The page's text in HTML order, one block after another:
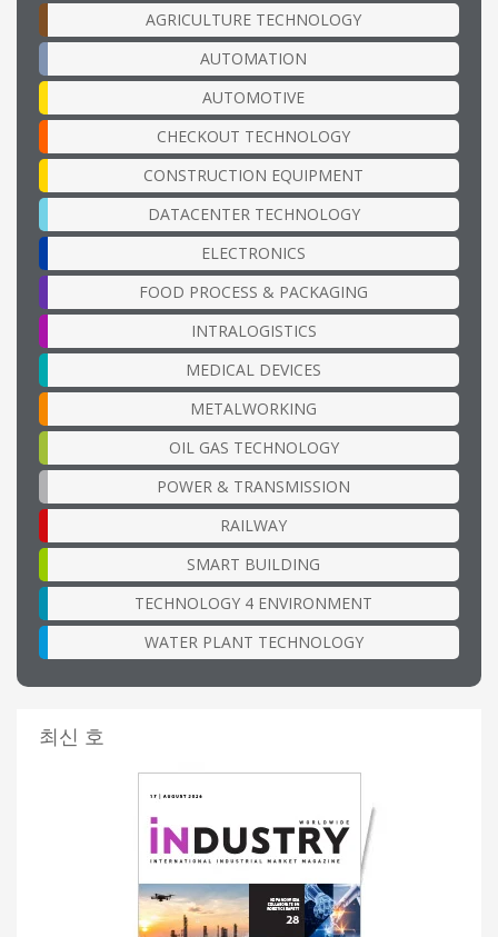
AGRICULTURE TECHNOLOGY
AUTOMATION
AUTOMOTIVE
CHECKOUT TECHNOLOGY
CONSTRUCTION EQUIPMENT
DATACENTER TECHNOLOGY
ELECTRONICS
FOOD PROCESS & PACKAGING
INTRALOGISTICS
MEDICAL DEVICES
METALWORKING
OIL GAS TECHNOLOGY
POWER & TRANSMISSION
RAILWAY
SMART BUILDING
TECHNOLOGY 4 ENVIRONMENT
WATER PLANT TECHNOLOGY
최신 호